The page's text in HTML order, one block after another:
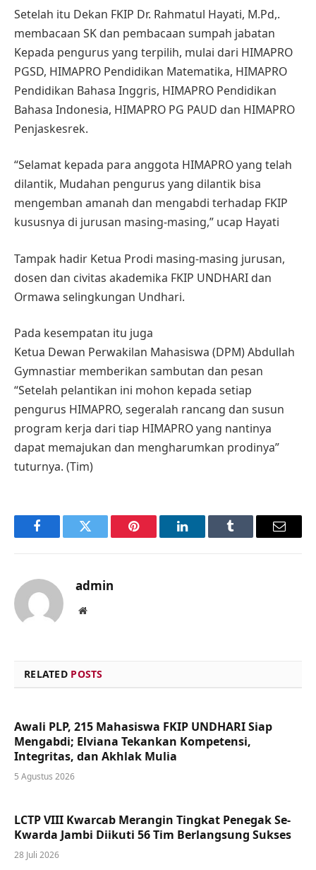
Setelah itu Dekan FKIP Dr. Rahmatul Hayati, M.Pd,.
membacaan SK dan pembacaan sumpah jabatan
Kepada pengurus yang terpilih, mulai dari HIMAPRO
PGSD, HIMAPRO Pendidikan Matematika, HIMAPRO
Pendidikan Bahasa Inggris, HIMAPRO Pendidikan
Bahasa Indonesia, HIMAPRO PG PAUD dan HIMAPRO
Penjaskesrek.
“Selamat kepada para anggota HIMAPRO yang telah
dilantik, Mudahan pengurus yang dilantik bisa
mengemban amanah dan mengabdi terhadap FKIP
kususnya di jurusan masing-masing,” ucap Hayati
Tampak hadir Ketua Prodi masing-masing jurusan,
dosen dan civitas akademika FKIP UNDHARI dan
Ormawa selingkungan Undhari.
Pada kesempatan itu juga
Ketua Dewan Perwakilan Mahasiswa (DPM) Abdullah
Gymnastiar memberikan sambutan dan pesan
“Setelah pelantikan ini mohon kepada setiap
pengurus HIMAPRO, segeralah rancang dan susun
program kerja dari tiap HIMAPRO yang nantinya
dapat memajukan dan mengharumkan prodinya”
tuturnya. (Tim)
FacebookTwitter Pinterest LinkedInTumblr Email
admin
Website
RELATED POSTS
Awali PLP, 215 Mahasiswa FKIP UNDHARI Siap
Mengabdi; Elviana Tekankan Kompetensi,
Integritas, dan Akhlak Mulia
5 Agustus 2026
LCTP VIII Kwarcab Merangin Tingkat Penegak Se-
Kwarda Jambi Diikuti 56 Tim Berlangsung Sukses
28 Juli 2026